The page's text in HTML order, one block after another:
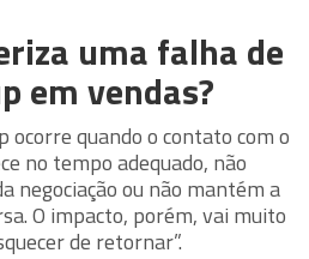
uma falha de
em vendas?
quando o contato com o
no tempo adequado, não
negociação ou não mantém a
O impacto, porém, vai muito
de retornar”.